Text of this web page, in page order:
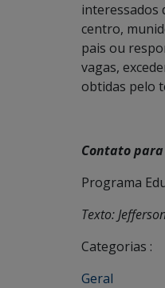
interessados
centro,
pais ou
vagas,
obtidas pelo
Contato
Programa
Texto:
Categorias :
Geral